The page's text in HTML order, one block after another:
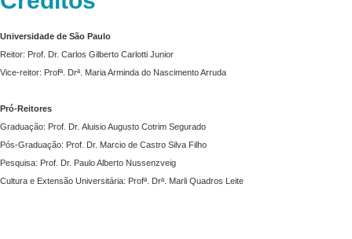
Universidade de São Paulo
Reitor: Prof. Dr. Carlos Gilberto Carlotti Junior
Vice-reitor: Profª. Drª. Maria Arminda do Nascimento Arruda
Pró-Reitores
Graduação: Prof. Dr. Aluisio Augusto Cotrim Segurado
Pós-Graduação: Prof. Dr. Marcio de Castro Silva Filho
Pesquisa: Prof. Dr. Paulo Alberto Nussenzveig
Cultura e Extensão Universitária: Profª. Drª. Marli Quadros Leite